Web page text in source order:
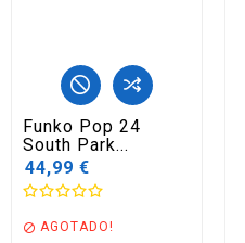
Funko Pop 24
South Park...
44,99 €
 AGOTADO!